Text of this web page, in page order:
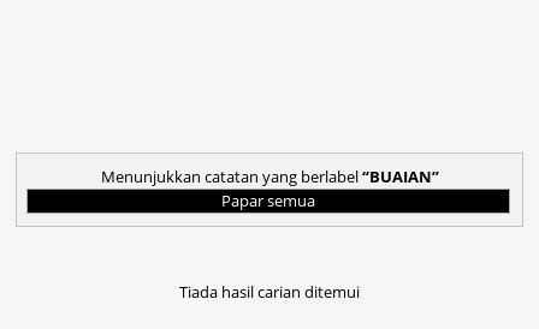
Menunjukkan catatan yang berlabel BUAIAN
Papar semua
Tiada hasil carian ditemui